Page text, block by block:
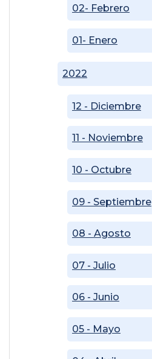
2022
05 - Mayo
06 - Junio
07 - Julio
08 - Agosto
09 - Septiembre
10 - Octubre
11 - Noviembre
12 - Diciembre
01- Enero
02- Febrero